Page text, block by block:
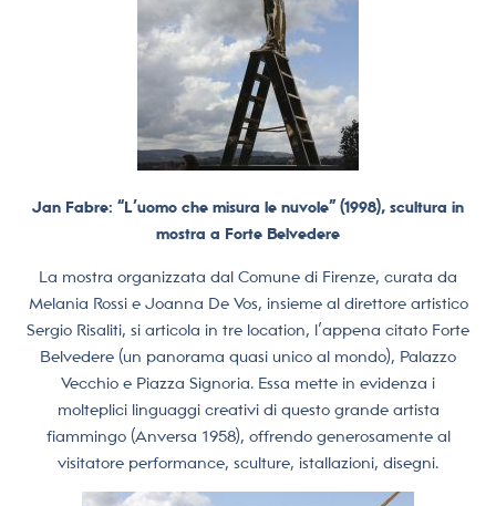
Jan Fabre: “L’uomo che misura le nuvole” (1998), scultura in
mostra a Forte Belvedere
La mostra organizzata dal Comune di Firenze, curata da
Melania Rossi e Joanna De Vos, insieme al direttore artistico
Sergio Risaliti, si articola in tre location, l’appena citato Forte
Belvedere (un panorama quasi unico al mondo), Palazzo
Vecchio e Piazza Signoria. Essa mette in evidenza i
molteplici linguaggi creativi di questo grande artista
fiammingo (Anversa 1958), offrendo generosamente al
visitatore performance, sculture, istallazioni, disegni.